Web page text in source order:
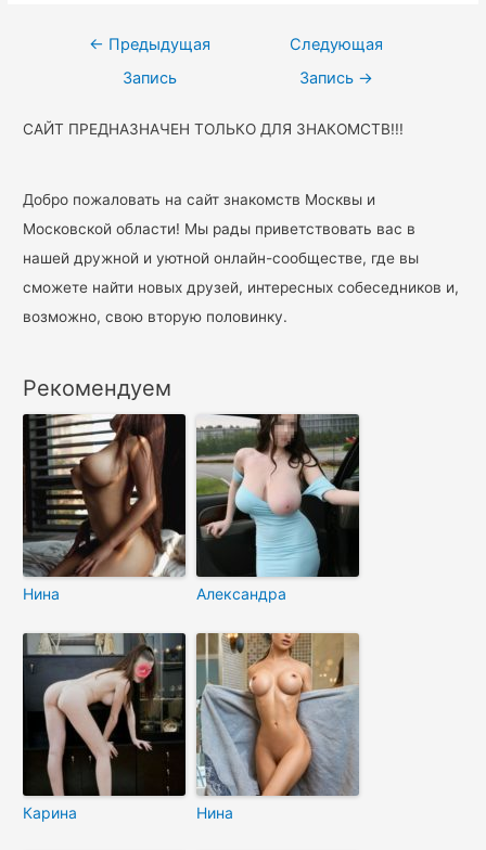
Навигация
← Предыдущая
Запись
Следующая
Запись →
САЙТ ПРЕДНАЗНАЧЕН ТОЛЬКО ДЛЯ ЗНАКОМСТВ!!!
Добро пожаловать на сайт знакомств Москвы и
Московской области! Мы рады приветствовать вас в
нашей дружной и уютной онлайн-сообществе, где вы
сможете найти новых друзей, интересных собеседников и,
возможно, свою вторую половинку.
Рекомендуем
Нина Александра
Карина Нина